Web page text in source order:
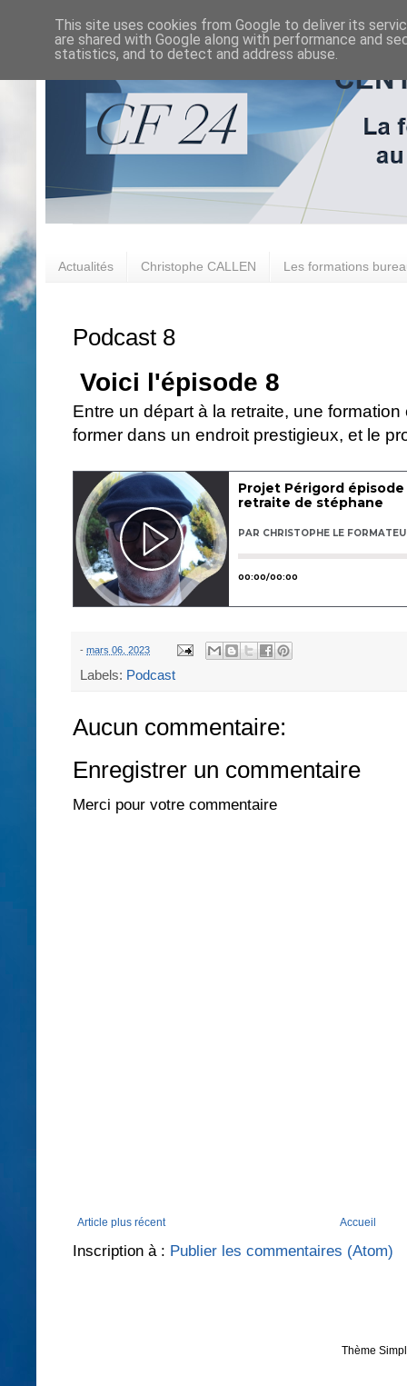
Actualités Christophe CALLEN Les formations
Podcast 8
Voici l'épisode 8
Entre un départ à la retraite, une
former dans un endroit prestigieux, et le
- mars 06, 2023
Labels: Podcast
Aucun commentaire:
Enregistrer un commentaire
Merci pour votre commentaire
Article plus récent Accueil
Inscription à : Publier les commentaires (Atom)
Thème
This site uses cookies from Google to deliver its
are shared with Google along with performance and
statistics, and to detect and address abuse.